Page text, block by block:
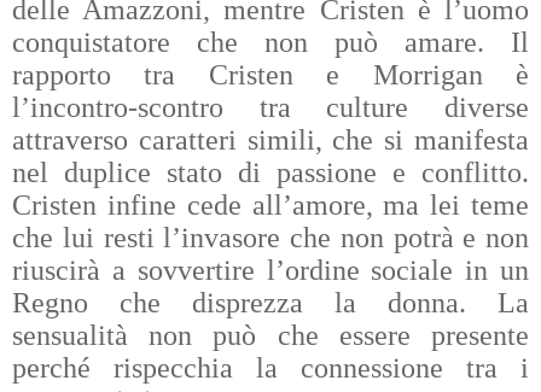
delle Amazzoni, mentre Cristen è l’uomo
conquistatore che non può amare. Il
rapporto tra Cristen e Morrigan è
l’incontro-scontro tra culture diverse
attraverso caratteri simili, che si manifesta
nel duplice stato di passione e conflitto.
Cristen infine cede all’amore, ma lei teme
che lui resti l’invasore che non potrà e non
riuscirà a sovvertire l’ordine sociale in un
Regno che disprezza la donna. La
sensualità non può che essere presente
perché rispecchia la connessione tra i